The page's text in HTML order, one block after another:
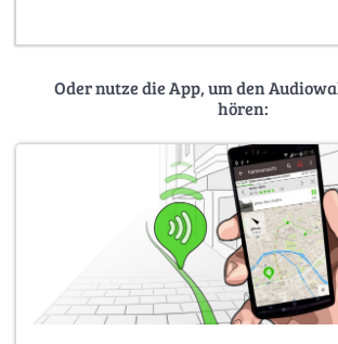
Oder nutze die App, um den
hören: